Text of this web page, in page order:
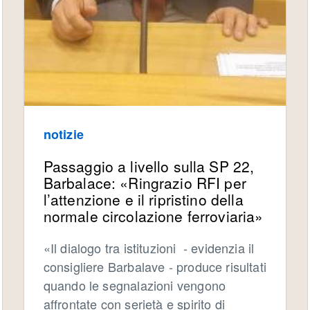
notizie
Passaggio a livello sulla SP 22,
Barbalace: «Ringrazio RFI per
l’attenzione e il ripristino della
normale circolazione ferroviaria»
«Il dialogo tra istituzioni - evidenzia il
consigliere Barbalave - produce risultati
quando le segnalazioni vengono
affrontate con serietà e spirito di